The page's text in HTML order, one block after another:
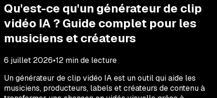
Qu'est-ce qu'un générateur de clip
vidéo IA ? Guide complet pour les
musiciens et créateurs
6 juillet 2026•12 min de lecture
Un générateur de clip vidéo IA est un outil qui aide les
musiciens, producteurs, labels et créateurs de contenu à